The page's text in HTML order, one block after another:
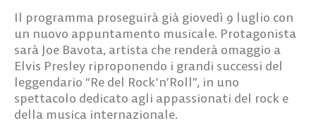
Il programma proseguirà già giovedì 9 luglio con
un nuovo appuntamento musicale. Protagonista
sarà Joe Bavota, artista che renderà omaggio a
Elvis Presley riproponendo i grandi successi del
leggendario “Re del Rock’n’Roll”, in uno
spettacolo dedicato agli appassionati del rock e
della musica internazionale.